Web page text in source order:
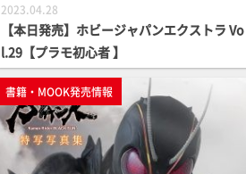
2023.04.28
【本日発売】ホビージャパンエクストラ Vo
l.29【プラモ初心者 】
書籍・MOOK発売情報